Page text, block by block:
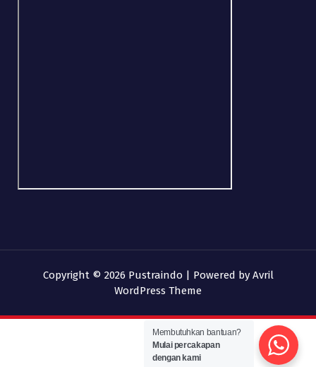
Copyright © 2026 Pustraindo | Powered by Avril
WordPress Theme
Membutuhkan bantuan?
Mulai percakapan
dengan kami